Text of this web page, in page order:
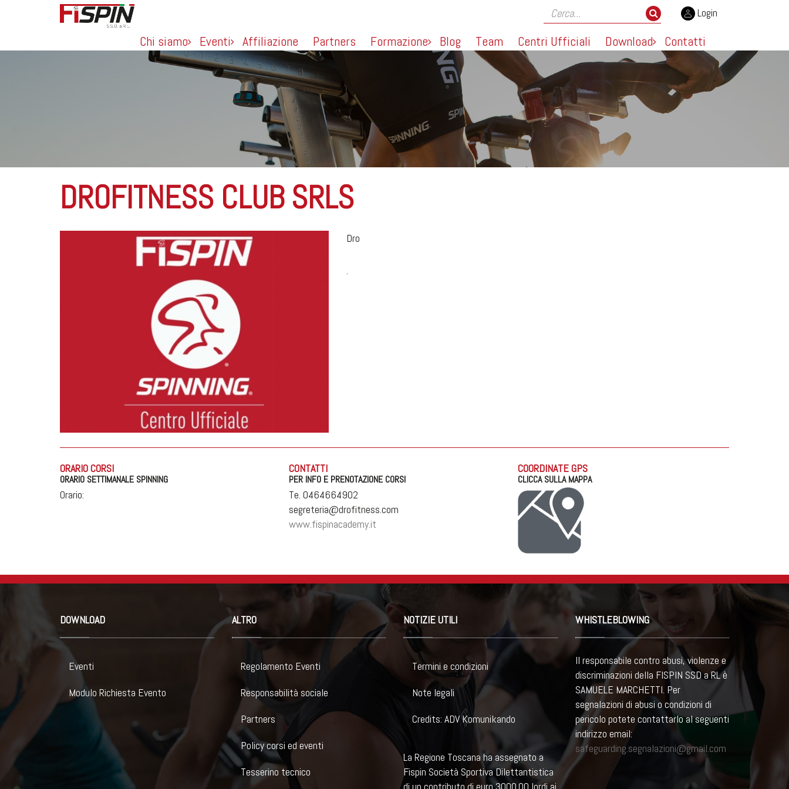
Login
Chi siamo Eventi Affiliazione Partners Formazione Blog Team Centri Ufficiali Download Contatti
DROFITNESS CLUB SRLS
Dro
.
ORARIO CORSI
ORARIO SETTIMANALE SPINNING
Orario:
CONTATTI
PER INFO E PRENOTAZIONE CORSI
Te. 0464664902
segreteria@drofitness.com
www.fispinacademy.it
COORDINATE GPS
CLICCA SULLA MAPPA
DOWNLOAD
Eventi
Modulo Richiesta Evento
ALTRO
Regolamento Eventi
Responsabilità sociale
Partners
Policy corsi ed eventi
Tesserino tecnico
NOTIZIE UTILI
Termini e condizioni
Note legali
Credits: ADV Komunikando
La Regione Toscana ha assegnato a
Fispin Società Sportiva Dilettantistica
WHISTLEBLOWING
Il responsabile contro abusi, violenze e
discriminazioni della FISPIN SSD a RL è
SAMUELE MARCHETTI. Per
segnalazioni di abusi o condizioni di
pericolo potete contattarlo al seguenti
indirizzo email:
safeguarding.segnalazioni@gmail.com